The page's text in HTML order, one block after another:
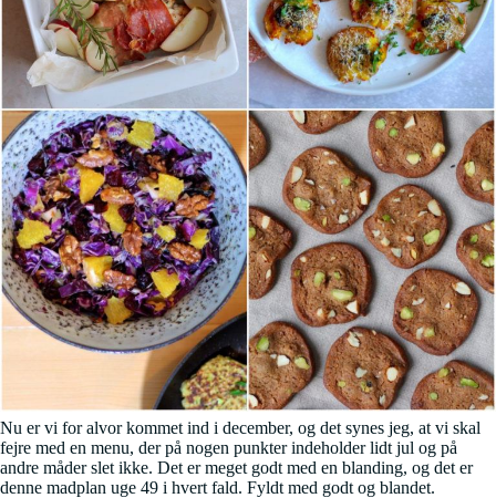
Nu er vi for alvor kommet ind i december, og det synes jeg, at vi skal
fejre med en menu, der på nogen punkter indeholder lidt jul og på
andre måder slet ikke. Det er meget godt med en blanding, og det er
denne madplan uge 49 i hvert fald. Fyldt med godt og blandet.